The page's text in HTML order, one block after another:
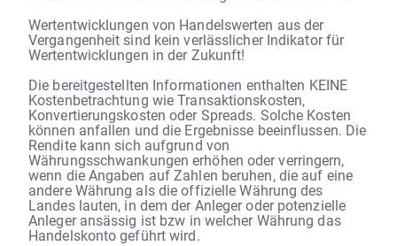
Wertentwicklungen von Handelswerten aus der
Vergangenheit sind kein verlässlicher Indikator für
Wertentwicklungen in der Zukunft!
Die bereitgestellten Informationen enthalten KEINE
Kostenbetrachtung wie Transaktionskosten,
Konvertierungskosten oder Spreads. Solche Kosten
können anfallen und die Ergebnisse beeinflussen. Die
Rendite kann sich aufgrund von
Währungsschwankungen erhöhen oder verringern,
wenn die Angaben auf Zahlen beruhen, die auf eine
andere Währung als die offizielle Währung des
Landes lauten, in dem der Anleger oder potenzielle
Anleger ansässig ist bzw in welcher Währung das
Handelskonto geführt wird.